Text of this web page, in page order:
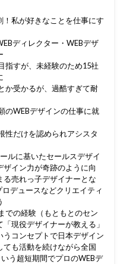
私が好きなことを仕事にす
ディレクター・WEBデザ
指すが、未経験のため15社
か受かるが、過酷すぎて耐
のWEBデザインの仕事に就
性だけを認められアシスタ
ルに基いたセールスデザイ
イン力が奇跡のように向
る売れっ子デザイナーとな
デュースなどクリエイティ
での経験（もともとのセン
現役デザイナーが教える」
うコンセプトで日本デザイン
ても活動を続けながら全国
う超短期間でプロのWEBデ